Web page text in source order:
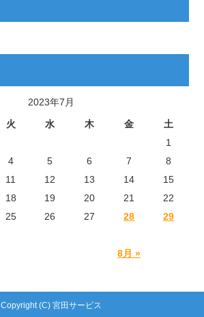
2023年7月
火 水 木 金 土
8月 »
1
4 5 6 7
8
11 12 13 14
15
18 19 20 21
22
25 26 27 28
29
Copyright (C) 宮田サービス